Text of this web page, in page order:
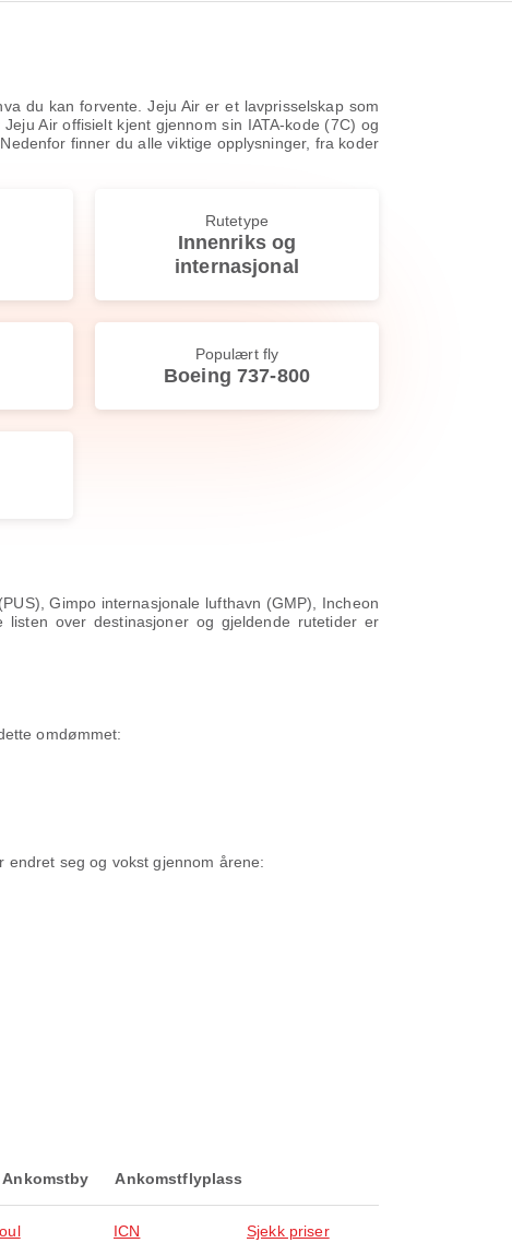
du kan forvente. Jeju Air er et lavprisselskap som
Air offisielt kjent gjennom sin IATA-kode (7C) og
finner du alle viktige opplysninger, fra koder
Rutetype
Innenriks og
internasjonal
Populært fly
Boeing 737-800
Gimpo internasjonale lufthavn (GMP), Incheon
listen over destinasjoner og gjeldende rutetider er
omdømmet:
seg og vokst gjennom årene:
Ankomstby Ankomstflyplass
ICN Sjekk priser